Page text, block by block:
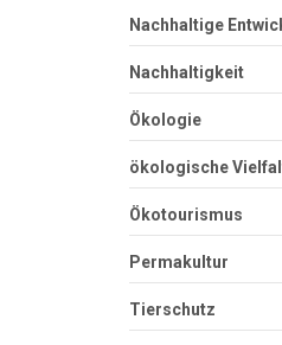
Nachhaltige
Nachhaltigkeit
Ökologie
ökologische
Ökotourismus
Permakultur
Tierschutz